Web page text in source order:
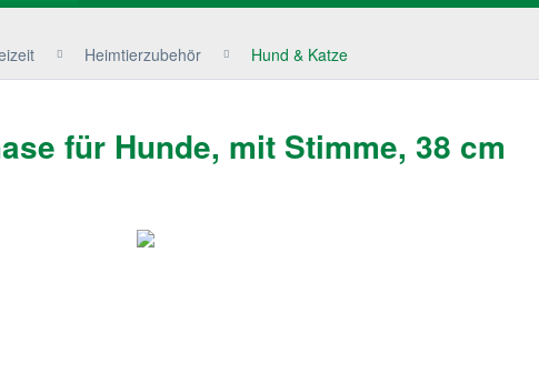
Heimtierzubehör Hund & Katze
für Hunde, mit Stimme, 38 cm